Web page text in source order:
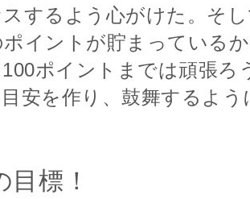
するよう心がけた。そ
イントが貯まっている
ポイントまでは頑張ろ
安を作り、鼓舞するよ
目標！